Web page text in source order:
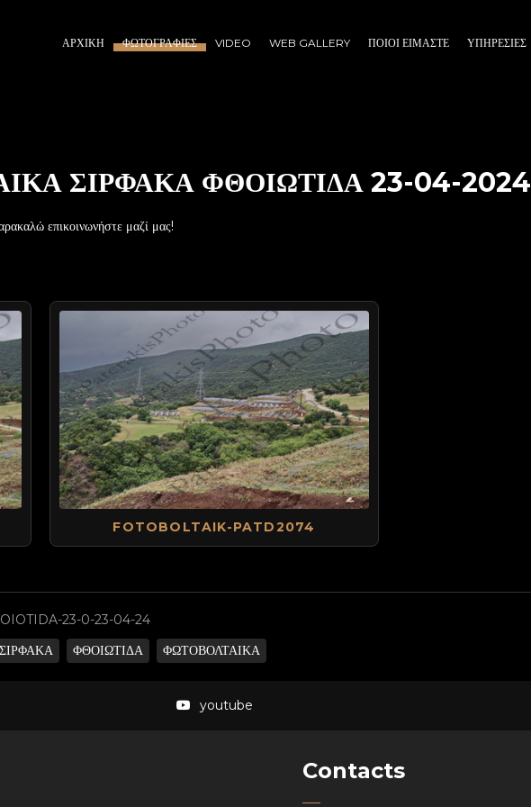
ΑΡΧΙΚΉ ΦΩΤΟΓΡΑΦΊΕΣ VIDEO WEB GALLERY ΠΟΙΟΙ ΕΊΜΑΣΤΕ ΥΠΗΡΕΣΊΕΣ
ΣΙΡΦΑΚΑ ΦΘΟΙΩΤΙΔΑ 23-04-2024
23-0-23-04-24
ΣΙΡΦΑΚΑ ΦΘΟΙΩΤΙΔΑ ΦΩΤΟΒΟΛΤΑΙΚΑ
επικοινωνήστε μαζί μας!
FOTOBOLTAIK-PATD2074
youtube
Contacts